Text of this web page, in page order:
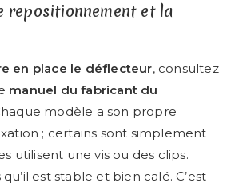
repositionnement et la
en place le déflecteur, consultez
manuel du fabricant du
modèle a son propre
; certains sont simplement
utilisent une vis ou des clips.
est stable et bien calé. C’est